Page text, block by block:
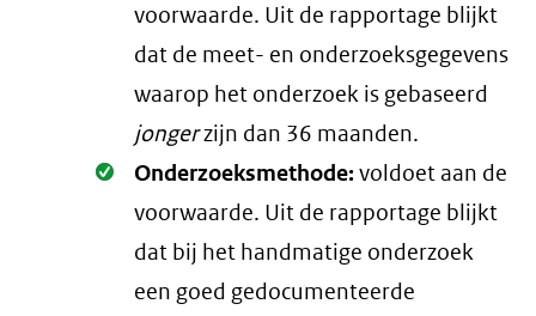
voorwaarde. Uit de rapportage blijkt
dat de meet- en onderzoeksgegevens
waarop het onderzoek is gebaseerd
jongerzijn dan 36 maanden.
Oké.
Onderzoeksmethode:voldoet aan de
voorwaarde. Uit de rapportage blijkt
dat bij het handmatige onderzoek
een goed gedocumenteerde